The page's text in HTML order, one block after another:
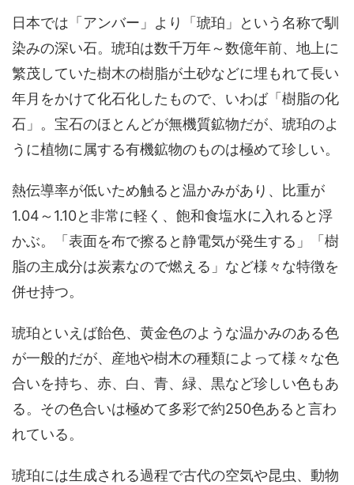
日本では「アンバー」より「琥珀」という名称で馴
染みの深い石。琥珀は数千万年～数億年前、地上に
繁茂していた樹木の樹脂が土砂などに埋もれて長い
年月をかけて化石化したもので、いわば「樹脂の化
石」。宝石のほとんどが無機質鉱物だが、琥珀のよ
うに植物に属する有機鉱物のものは極めて珍しい。
熱伝導率が低いため触ると温かみがあり、比重が
1.04～1.10と非常に軽く、飽和食塩水に入れると浮
かぶ。「表面を布で擦ると静電気が発生する」「樹
脂の主成分は炭素なので燃える」など様々な特徴を
併せ持つ。
琥珀といえば飴色、黄金色のような温かみのある色
が一般的だが、産地や樹木の種類によって様々な色
合いを持ち、赤、白、青、緑、黒など珍しい色もあ
る。その色合いは極めて多彩で約250色あると言わ
れている。
琥珀には生成される過程で古代の空気や昆虫、動物